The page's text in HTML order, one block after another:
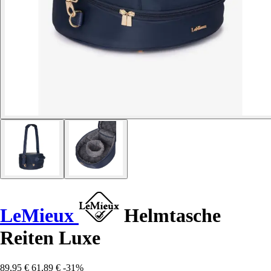
LeMieux
Helmtasche
Reiten Luxe
89,95 € 61,89 € -31%